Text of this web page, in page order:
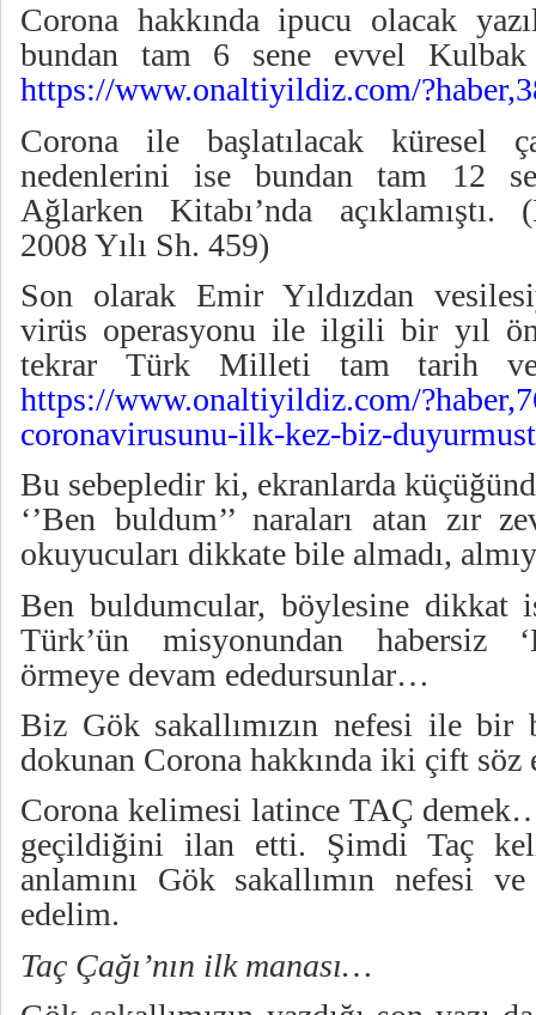
Corona hakkında ipucu olacak
bundan tam 6 sene evvel Kulbak
https://www.onaltiyildiz.com/
Corona ile başlatılacak küresel
nedenlerini ise bundan tam 12
Ağlarken Kitabı’nda açıklamıştı.
2008 Yılı Sh. 459)
Son olarak Emir Yıldızdan
virüs operasyonu ile ilgili bir yıl
tekrar Türk Milleti tam tarih
https://www.onaltiyildiz.com/
coronavirusunu-ilk-kez-biz-
Bu sebepledir ki, ekranlarda
‘’Ben buldum’’ naraları atan zır
okuyucuları dikkate bile almadı,
Ben buldumcular, böylesine dikkat
Türk’ün misyonundan habersiz
örmeye devam ededursunlar…
Biz Gök sakallımızın nefesi ile bir
dokunan Corona hakkında iki çift söz
Corona kelimesi latince TAÇ
geçildiğini ilan etti. Şimdi Taç
anlamını Gök sakallımın nefesi
edelim.
Taç Çağı’nın ilk manası…